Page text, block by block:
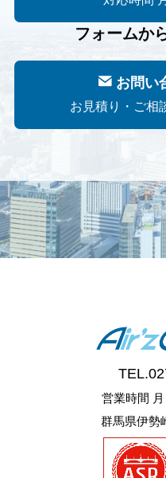
フォームか
お問い
お見積り・ご相
TEL.
営業時間
群馬県伊勢